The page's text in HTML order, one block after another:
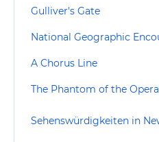
Gulliver's Gate
A Chorus Line
The Phantom of the Opera